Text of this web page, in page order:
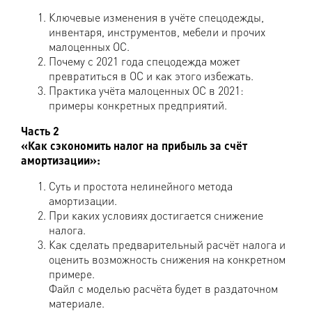
Ключевые изменения в учёте спецодежды,
инвентаря, инструментов, мебели и прочих
малоценных ОС.
Почему с 2021 года спецодежда может
превратиться в ОС и как этого избежать.
Практика учёта малоценных ОС в 2021:
примеры конкретных предприятий.
Часть 2
«Как сэкономить налог на прибыль за счёт
амортизации»:
Суть и простота нелинейного метода
амортизации.
При каких условиях достигается снижение
налога.
Как сделать предварительный расчёт налога и
оценить возможность снижения на конкретном
примере.
Файл с моделью расчёта будет в раздаточном
материале.